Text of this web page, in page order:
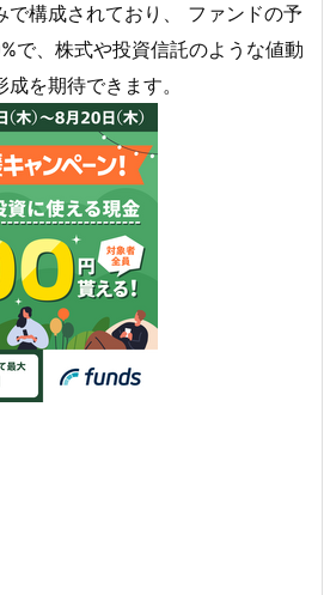
で構成されており、 ファンドの予
で、株式や投資信託のような値動
を期待できます。